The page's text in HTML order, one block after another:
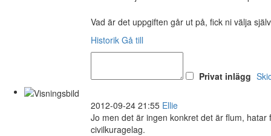
Vad är det uppgiften går ut på, fick ni välja
Historik Gå till
Privat inlägg
2012-09-24 21:55 Ellie
Jo men det är ingen konkret det är flum,
civilkuragelag.